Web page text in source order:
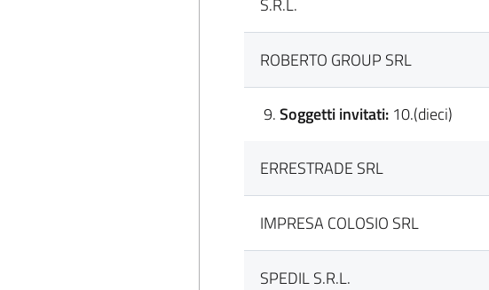
S.R.L.
ROBERTO GROUP SRL
Soggetti invitati: 10.(dieci)
ERRESTRADE SRL
IMPRESA COLOSIO SRL
SPEDIL S.R.L.